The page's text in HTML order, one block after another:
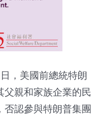
，美國前總統特朗
父親和家族企業的民
認參與特朗普集團